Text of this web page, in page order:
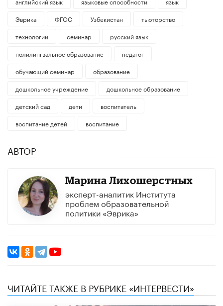
Эврика
ФГОС Узбекистан
тьюторство
технологии
семинар
русский язык
полилингвальное образование
педагог
обучающий семинар
образование
дошкольное учреждение
дошкольное образование
детский сад
дети
воспитатель
воспитание детей
воспитание
АВТОР
Марина Лихошерстных
эксперт-аналитик Института
проблем образовательной
политики «Эврика»
ЧИТАЙТЕ ТАКЖЕ В РУБРИКЕ «ИНТЕРВЕСТИ»